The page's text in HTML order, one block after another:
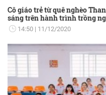
Cô giáo trẻ từ quê nghèo
sáng trên hành trình trồng
14:50 11/12/2020